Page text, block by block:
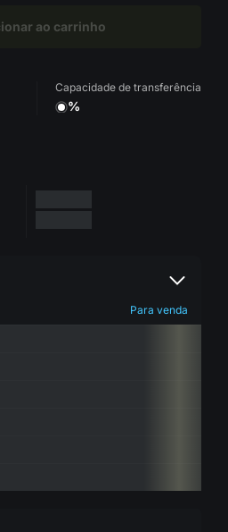
ao carrinho
Capacidade de transferência
%
Para venda